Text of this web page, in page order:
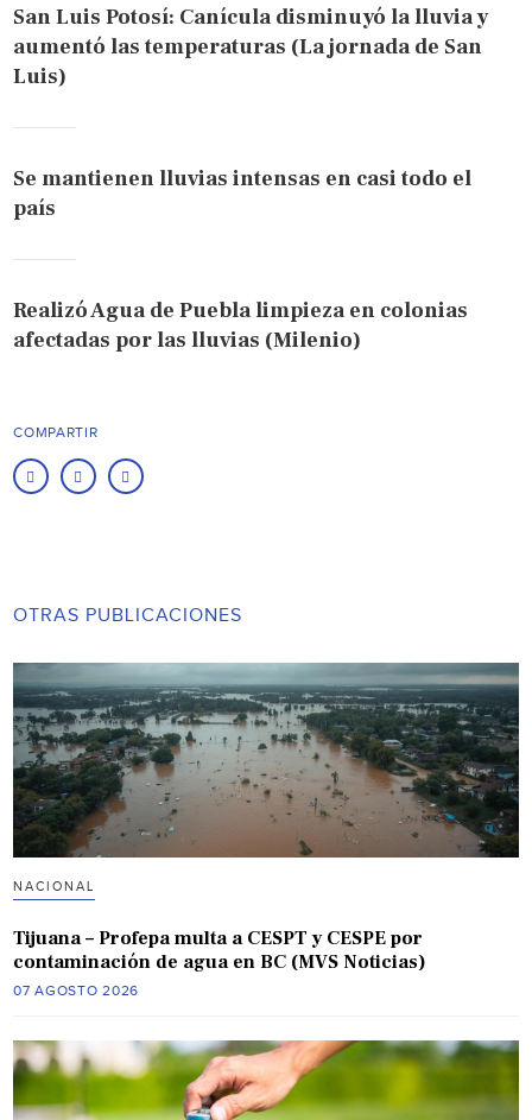
San Luis Potosí: Canícula disminuyó la lluvia y
aumentó las temperaturas (La jornada de San
Luis)
Se mantienen lluvias intensas en casi todo el
país
Realizó Agua de Puebla limpieza en colonias
afectadas por las lluvias (Milenio)
COMPARTIR
OTRAS PUBLICACIONES
NACIONAL
Tijuana – Profepa multa a CESPT y CESPE por
contaminación de agua en BC (MVS Noticias)
07 AGOSTO 2026